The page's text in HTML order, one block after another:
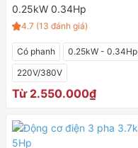
0.25kW 0.34Hp
4.7 (13 đánh giá)
Có phanh
0.25kW - 0.34Hp
220V/380V
Từ 2.550.000₫